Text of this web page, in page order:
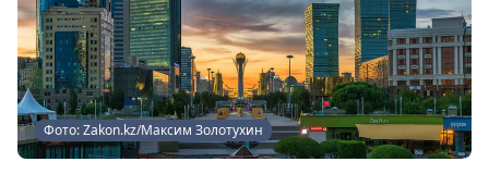
Фото: Zakon.kz/Максим Золотухин